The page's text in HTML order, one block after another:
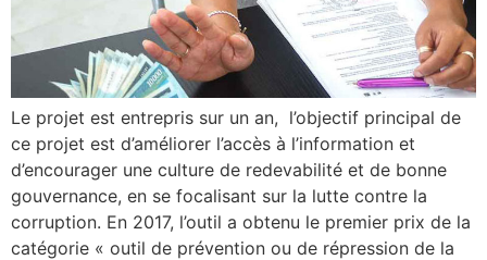
Le projet est entrepris sur un an, l’objectif principal de
ce projet est d’améliorer l’accès à l’information et
d’encourager une culture de redevabilité et de bonne
gouvernance, en se focalisant sur la lutte contre la
corruption. En 2017, l’outil a obtenu le premier prix de la
catégorie « outil de prévention ou de répression de la